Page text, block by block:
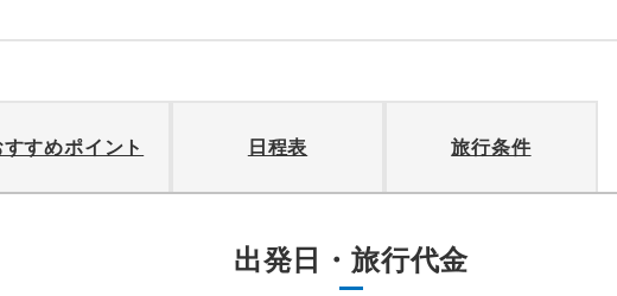
すすめポイント 日程表 旅行条件
出発日・旅行代金